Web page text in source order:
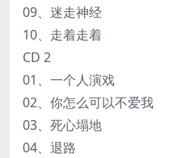
09、迷走神经
10、走着走着
CD 2
01、一个人演戏
02、你怎么可以不爱我
03、死心塌地
04、退路